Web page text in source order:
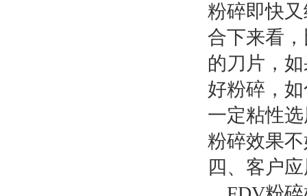
粉碎即快
合下来看
的刀片，
好粉碎，
一定粘性
粉碎效果
四、客户